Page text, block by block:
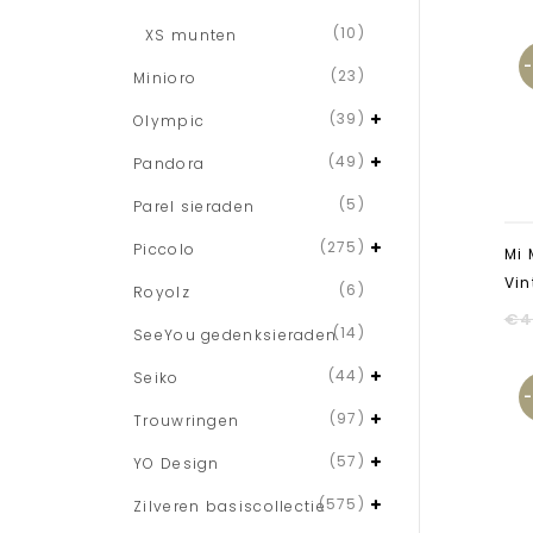
Mi
€
XS munten (10)
Minioro (23)
Olympic (39)
Pandora (49)
Parel sieraden (5)
Piccolo (275)
Royolz (6)
SeeYou gedenksieraden(14)
Seiko (44)
Trouwringen (97)
YO Design (57)
Zilveren basiscollectie(575)